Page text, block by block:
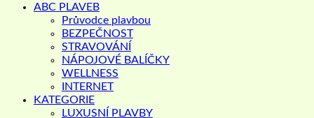
ABC PLAVEB
Průvodce plavbou
BEZPEČNOST
STRAVOVÁNÍ
NÁPOJOVÉ BALÍČKY
WELLNESS
INTERNET
KATEGORIE
LUXUSNÍ PLAVBY